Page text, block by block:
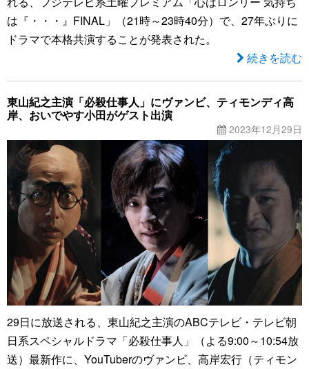
は『・・・』FINAL」（21時～23時40分）で、27年ぶりに
ドラマで本格共演することが発表された。
続きを読む
東山紀之主演「必殺仕事人」にヴァンビ、ティモンディ高
岸、おいでやす小田がゲスト出演
2023年12月29日
29日に放送される、東山紀之主演のABCテレビ・テレビ朝
日系スペシャルドラマ「必殺仕事人」（よる9:00～10:54放
送）最新作に、YouTuberのヴァンビ、高岸宏行（ティモン